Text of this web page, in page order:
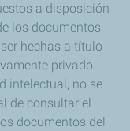
a disposición
los documentos
hechas a título
privado.
intelectual, no se
de consultar el
documentos del